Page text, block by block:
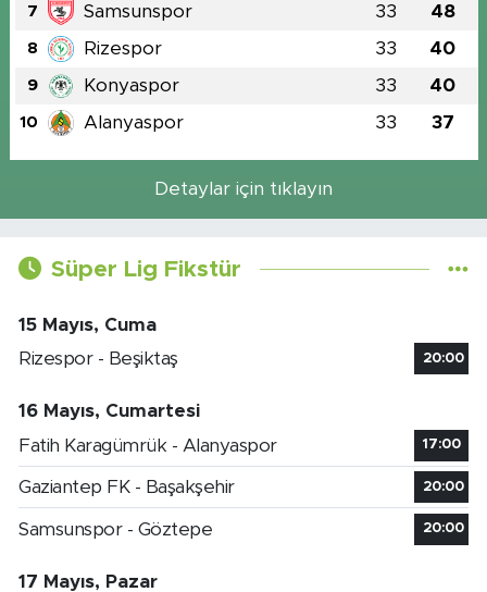
7 Samsunspor 33 48
8 Rizespor 33 40
9 Konyaspor 33 40
10 Alanyaspor 33 37
Detaylar için tıklayın
Süper Lig Fikstür
15 Mayıs, Cuma
Rizespor - Beşiktaş
20:00
16 Mayıs, Cumartesi
Fatih Karagümrük - Alanyaspor
17:00
Gaziantep FK - Başakşehir 20:00
Samsunspor - Göztepe 20:00
17 Mayıs, Pazar